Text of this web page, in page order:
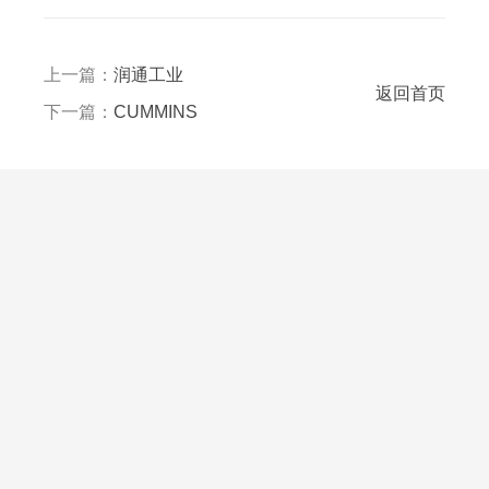
上一篇： 润通工业
下一篇： CUMMINS
返回首页